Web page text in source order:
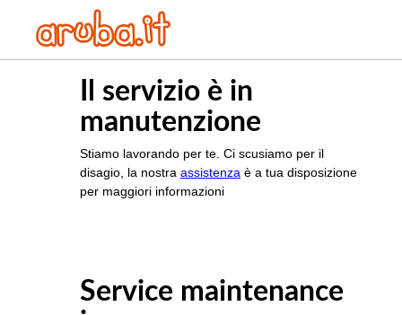
Il servizio è in
manutenzione
Stiamo lavorando per te. Ci scusiamo per il
disagio, la nostra assistenza è a tua disposizione
per maggiori informazioni
Service maintenance